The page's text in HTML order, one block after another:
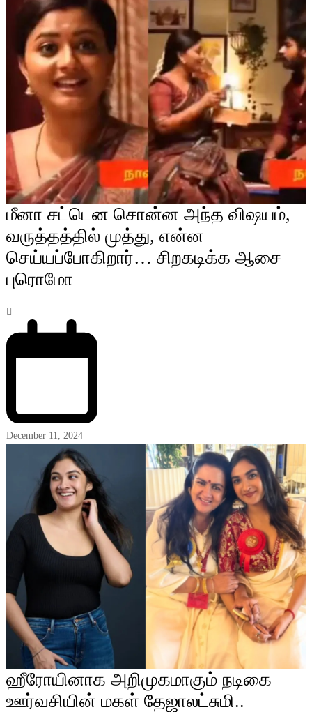
மீனா சட்டென சொன்ன அந்த விஷயம்,
வருத்தத்தில் முத்து, என்ன
செய்யப்போகிறார்… சிறகடிக்க ஆசை
புரொமோ
December 11, 2024
ஹீரோயினாக அறிமுகமாகும் நடிகை
ஊர்வசியின் மகள் தேஜாலட்சுமி..